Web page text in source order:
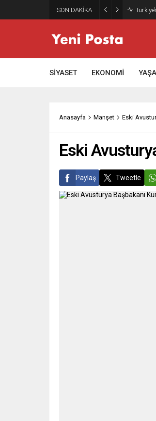
SON DAKİKA
SİYASET EKONOMİ
Anasayfa Manşet Eski
Eski
Paylaş Tweetle